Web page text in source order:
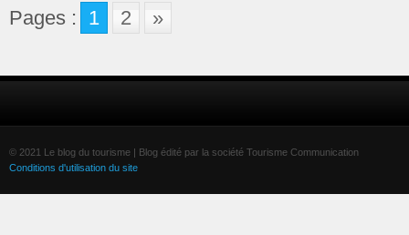
Pages : 1 2 »
© 2021 Le blog du tourisme | Blog édité par la société Tourisme Communication
Conditions d'utilisation du site